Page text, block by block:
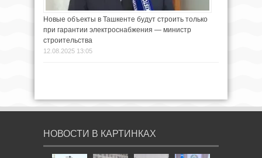
Новые объекты в Ташкенте будут строить только
при гарантии электроснабжения — министр
строительства
12.08.2025 13:05
НОВОСТИ В КАРТИНКАХ